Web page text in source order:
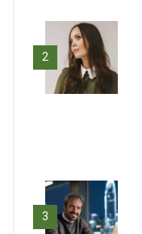
2
3